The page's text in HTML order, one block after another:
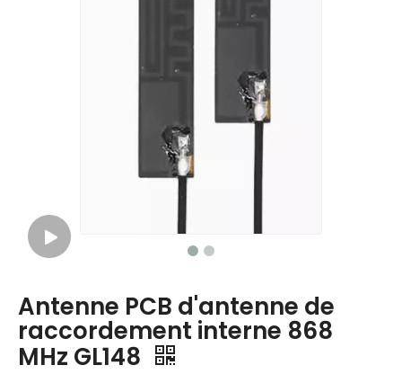
Antenne PCB d'antenne de
raccordement interne 868
MHz GL148